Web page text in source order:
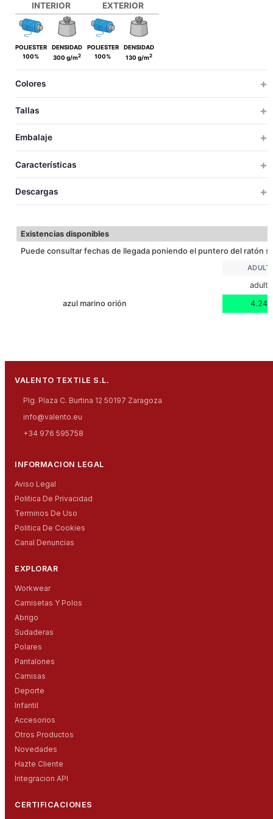
INTERIOR
POLIESTER
100%
DENSIDAD
300 g/m2
EXTERIOR
POLIESTER
100%
DENSIDAD
130 g/m2
Colores
Tallas
TALLAS ADULTO
Embalaje
Características
Descargas
Existencias disponibles
Puede consultar fechas de llegada poniendo el puntero del ratón
adulto
azul marino orión
4.246
VALENTO TEXTILE S.L.
Plg. Plaza C. Burtina 12 50197 Zaragoza
info@valento.eu
+34 976 595758
INFORMACION LEGAL
Aviso Legal
Politica De Privacidad
Terminos De Uso
Politica De Cookies
Canal Denuncias
EXPLORAR
Workwear
Camisetas Y Polos
Abrigo
Sudaderas
Polares
Pantalones
Camisas
Deporte
Infantil
Accesorios
Otros Productos
Novedades
Hazte Cliente
Integracion API
CERTIFICACIONES